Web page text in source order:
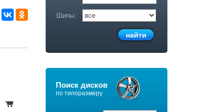
Шипы:
Поиск дисков
по типоразмеру